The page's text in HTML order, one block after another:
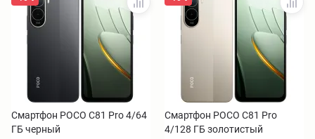
Смартфон POCO C81 Pro 4/64
ГБ черный
Смартфон POCO C81 Pro
4/128 ГБ золотистый